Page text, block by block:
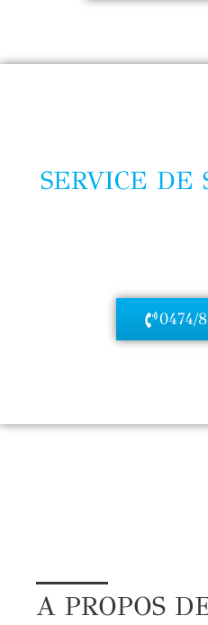
SERVICE DE
0474/
A PROPOS